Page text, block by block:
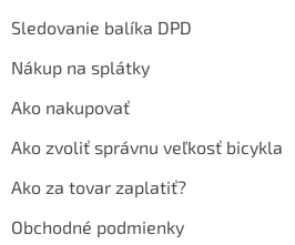
Sledovanie balíka DPD
Nákup na splátky
Ako nakupovať
Ako zvoliť správnu veľkosť bicykla
Ako za tovar zaplatiť?
Obchodné podmienky